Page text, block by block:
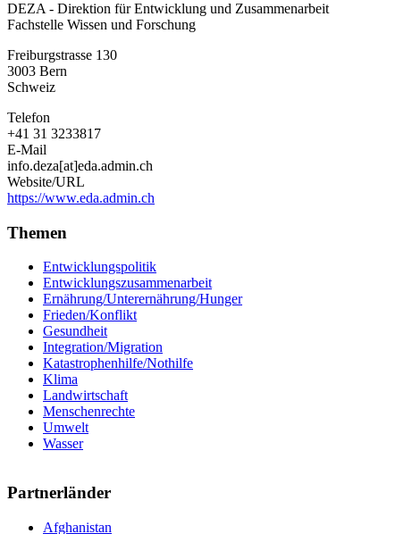
-
Direktion
Entwicklung
DEZA - Direktion für Entwicklung und Zusammenarbeit
Fachstelle Wissen und Forschung
Freiburgstrasse 130
3003 Bern
Schweiz
Telefon
+41 31 3233817
E-Mail
info.deza[at]eda.admin.ch
Website/URL
https://www.eda.admin.ch
Themen
Entwicklungspolitik
Entwicklungszusammenarbeit
Ernährung/Unterernährung/Hunger
Frieden/Konflikt
Gesundheit
Integration/Migration
Katastrophenhilfe/Nothilfe
Klima
Landwirtschaft
Menschenrechte
Umwelt
Wasser
Partnerländer
Afghanistan